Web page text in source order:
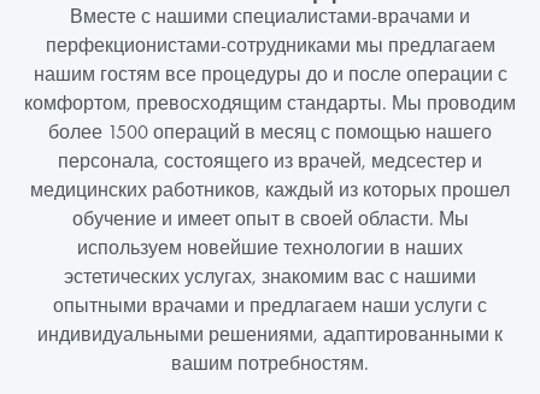
Вместе с нашими специалистами-врачами и
перфекционистами-сотрудниками мы предлагаем
нашим гостям все процедуры до и после операции с
комфортом, превосходящим стандарты. Мы проводим
более 1500 операций в месяц с помощью нашего
персонала, состоящего из врачей, медсестер и
медицинских работников, каждый из которых прошел
обучение и имеет опыт в своей области. Мы
используем новейшие технологии в наших
эстетических услугах, знакомим вас с нашими
опытными врачами и предлагаем наши услуги с
индивидуальными решениями, адаптированными к
вашим потребностям.